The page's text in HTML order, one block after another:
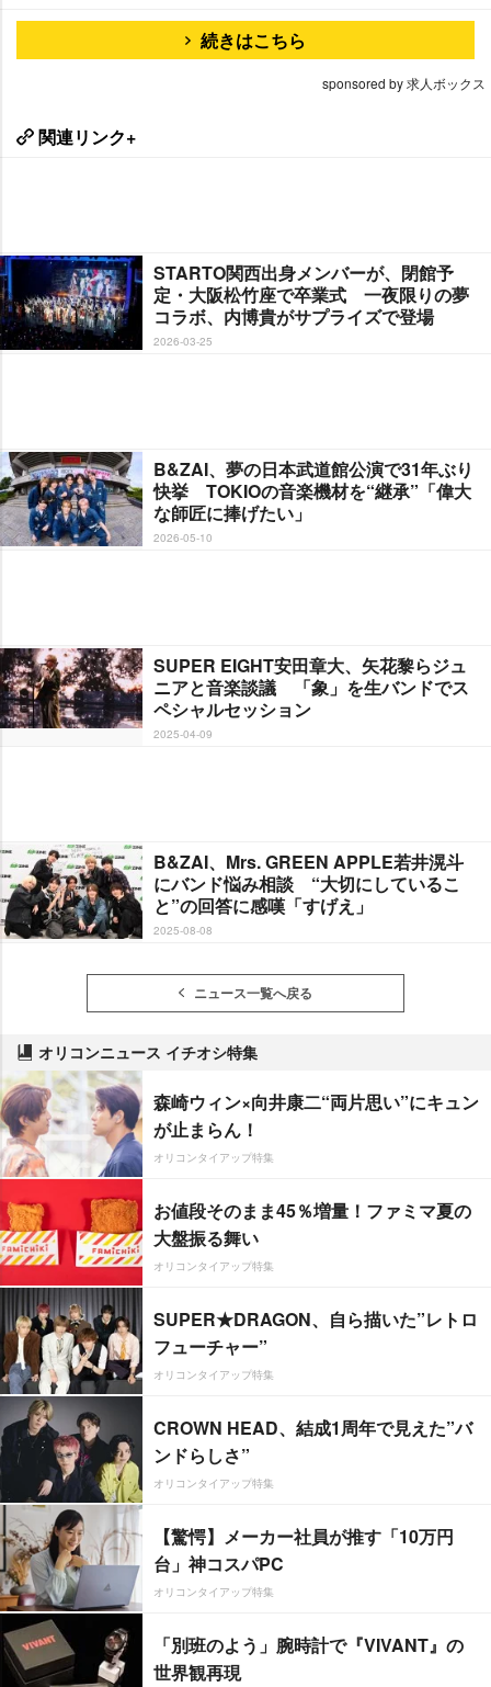
続きはこちら
sponsored by 求人ボックス
関連リンク+
STARTO関西出身メンバーが、閉館予
定・大阪松竹座で卒業式 一夜限りの夢
コラボ、内博貴がサプライズで登場
2026-03-25
B&ZAI、夢の日本武道館公演で31年ぶり
快挙 TOKIOの音楽機材を“継承”「偉大
な師匠に捧げたい」
2026-05-10
SUPER EIGHT安田章大、矢花黎らジュ
ニアと音楽談議 「象」を生バンドでス
ペシャルセッション
2025-04-09
B&ZAI、Mrs. GREEN APPLE若井滉斗
にバンド悩み相談 “大切にしているこ
と”の回答に感嘆「すげえ」
2025-08-08
ニュース一覧へ戻る
オリコンニュース イチオシ特集
森崎ウィン×向井康二“両片思い”にキュン
が止まらん！
オリコンタイアップ特集
お値段そのまま45％増量！ファミマ夏の
大盤振る舞い
オリコンタイアップ特集
SUPER★DRAGON、自ら描いた”レトロ
フューチャー”
オリコンタイアップ特集
CROWN HEAD、結成1周年で見えた”バ
ンドらしさ”
オリコンタイアップ特集
【驚愕】メーカー社員が推す「10万円
台」神コスパPC
オリコンタイアップ特集
「別班のよう」腕時計で『VIVANT』の
世界観再現